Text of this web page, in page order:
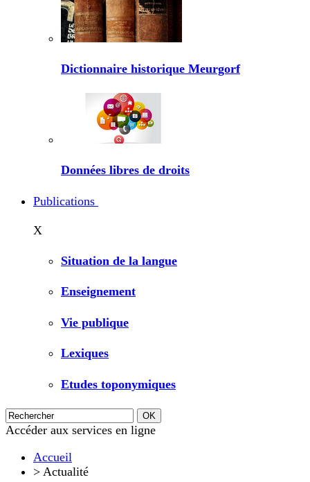
Dictionnaire historique Meurgorf
Données libres de droits
Publications
X
Situation de la langue
Enseignement
Vie publique
Lexiques
Etudes toponymiques
Accéder aux services en ligne
Accueil
> Actualité